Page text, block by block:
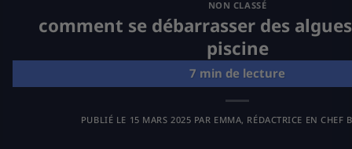
NON CLASSÉ
comment se débarrasser des
piscine
PUBLIÉ LE 15 MARS 2025 PAR EMMA, RÉDACTRICE EN CHEF